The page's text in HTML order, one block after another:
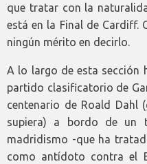
que tratar con la
está en la Final de Cardiff.
ningún mérito en decirlo.
A lo largo de esta sección
partido clasificatorio de
centenario de Roald Dahl
supiera) a bordo de un
madridismo -que ha
como antídoto contra el